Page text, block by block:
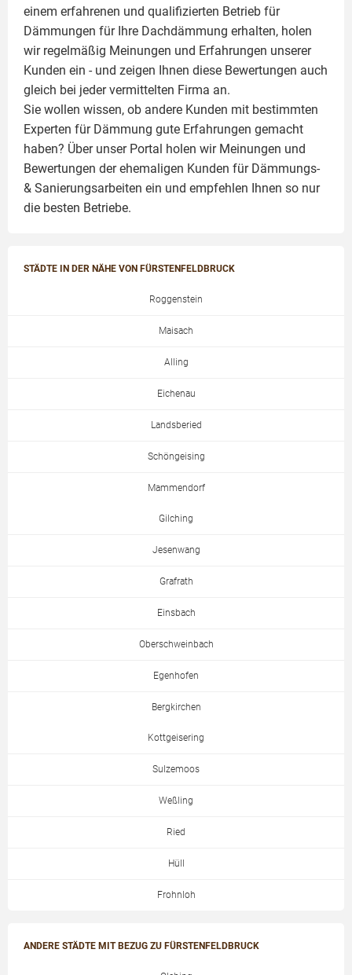
einem erfahrenen und qualifizierten Betrieb für
Dämmungen für Ihre Dachdämmung erhalten, holen
wir regelmäßig Meinungen und Erfahrungen unserer
Kunden ein - und zeigen Ihnen diese Bewertungen auch
gleich bei jeder vermittelten Firma an.
Sie wollen wissen, ob andere Kunden mit bestimmten
Experten für Dämmung gute Erfahrungen gemacht
haben? Über unser Portal holen wir Meinungen und
Bewertungen der ehemaligen Kunden für Dämmungs-
& Sanierungsarbeiten ein und empfehlen Ihnen so nur
die besten Betriebe.
STÄDTE IN DER NÄHE VON FÜRSTENFELDBRUCK
Roggenstein
Maisach
Alling
Eichenau
Landsberied
Schöngeising
Mammendorf
Gilching
Jesenwang
Grafrath
Einsbach
Oberschweinbach
Egenhofen
Bergkirchen
Kottgeisering
Sulzemoos
Weßling
Ried
Hüll
Frohnloh
ANDERE STÄDTE MIT BEZUG ZU FÜRSTENFELDBRUCK